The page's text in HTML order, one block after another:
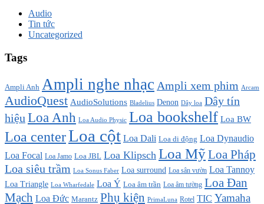
Audio
Tin tức
Uncategorized
Tags
Ampli Anh Ampli nghe nhạc Ampli xem phim Arcam
AudioQuest AudioSolutions Bladelius Denon Dây loa Dây tín
hiệu Loa Anh Loa Audio Physic Loa bookshelf Loa BW
Loa centerLoa cột Loa Dali Loa di động Loa Dynaudio
Loa Focal Loa Jamo Loa JBL Loa Klipsch Loa MỹLoa Pháp
Loa siêu trầm Loa Sonus Faber Loa surround Loa sân vườn Loa Tannoy
Loa Triangle Loa Wharfedale Loa Ý Loa âm trần Loa âm tường Loa Đan
Mạch Loa Đức Marantz Phụ kiện PrimaLuna Rotel TIC Yamaha